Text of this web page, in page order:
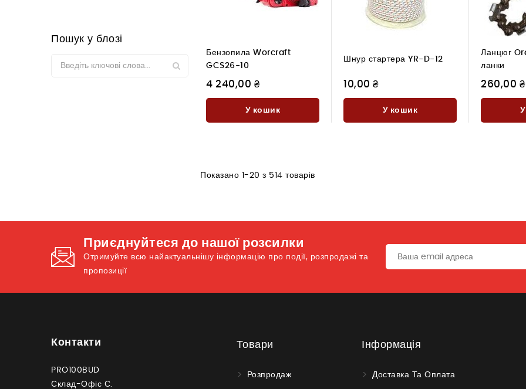
Пошук у блозі
Бензопила Worcraft
GCS26-10
4 240,00 ₴
У кошик
Шнур стартера YR-D-12
10,00 ₴
У кошик
Ланцюг
ланки
260,00 ₴
Показано 1-20 з 514 товарів
Приєднуйтеся до нашої розсилки
Отримуйте всю найактуальнішу інформацію про події, розпродажі та
пропозиції
Контакти
PRO100BUD
Склад-Офіс С.
Товари
Розпродаж
Інформація
Доставка Та Оплата